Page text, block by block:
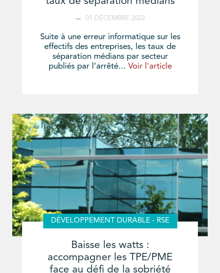
01 DÉCEMBRE 2022
Suite à une erreur informatique sur les
effectifs des entreprises, les taux de
séparation médians par secteur
publiés par l’arrêté... Voir l'article
DÉVELOPPEMENT DURABLE - RSE
Baisse les watts :
accompagner les TPE/PME
face au défi de la sobriété